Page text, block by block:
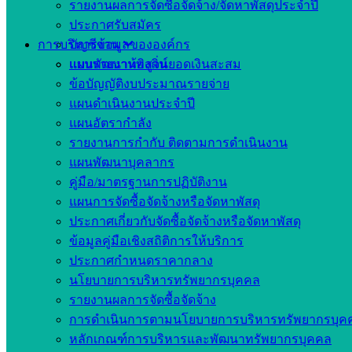
รายงานผลการจัดซื้อจัดจ้าง/จัดหาพัสดุประจำปี
ประกาศรับสมัคร
บัญชีข้อมูลขององค์กร
แบบรายงานพิสูจน์ยอดเงินสะสม
การบริหารงาน
แผนพัฒนาท้องถิ่น
ข้อบัญญัติงบประมาณรายจ่าย
แผนดำเนินงานประจำปี
แผนอัตรากำลัง
รายงานการกำกับ ติดตามการดำเนินงาน
แผนพัฒนาบุคลากร
คู่มือ/มาตรฐานการปฏิบัติงาน
แผนการจัดซื้อจัดจ้างหรือจัดหาพัสดุ
ประกาศเกี่ยวกับจัดซื้อจัดจ้างหรือจัดหาพัสดุ
ข้อมูลคู่มือเชิงสถิติการให้บริการ
ประกาศกำหนดราคากลาง
นโยบายการบริหารทรัพยากรบุคคล
รายงานผลการจัดซื้อจัดจ้าง
การดำเนินการตามนโยบายการบริหารทรัพยากรบุค
หลักเกณฑ์การบริหารและพัฒนาทรัพยากรบุคคล